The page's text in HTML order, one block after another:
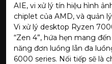
AIE, vi xử lý tín hiệu hình
chiplet của AMD, và quản
Vi xử lý desktop Ryzen
“Zen 4”, hứa hẹn mang
năng đơn luồng lẫn đa
6000 series. Nối tiếp sẽ là